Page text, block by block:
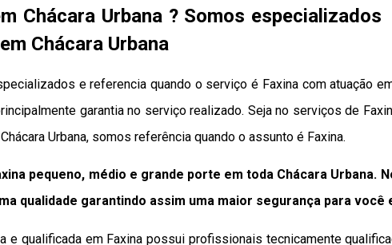
Chácara Urbana ? Somos
Chácara Urbana
e referencia quando o serviço é Faxina com atuação
garantia no serviço realizado. Seja no serviços de
Urbana, somos referência quando o assunto é Faxina.
pequeno, médio e grande porte em toda Chácara Urbana.
qualidade garantindo assim uma maior segurança para você
e qualificada em Faxina possui profissionais tecnicamente